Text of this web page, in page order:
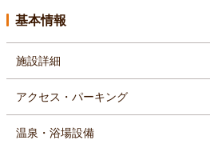
基本情報
施設詳細
アクセス・パーキング
温泉・浴場設備